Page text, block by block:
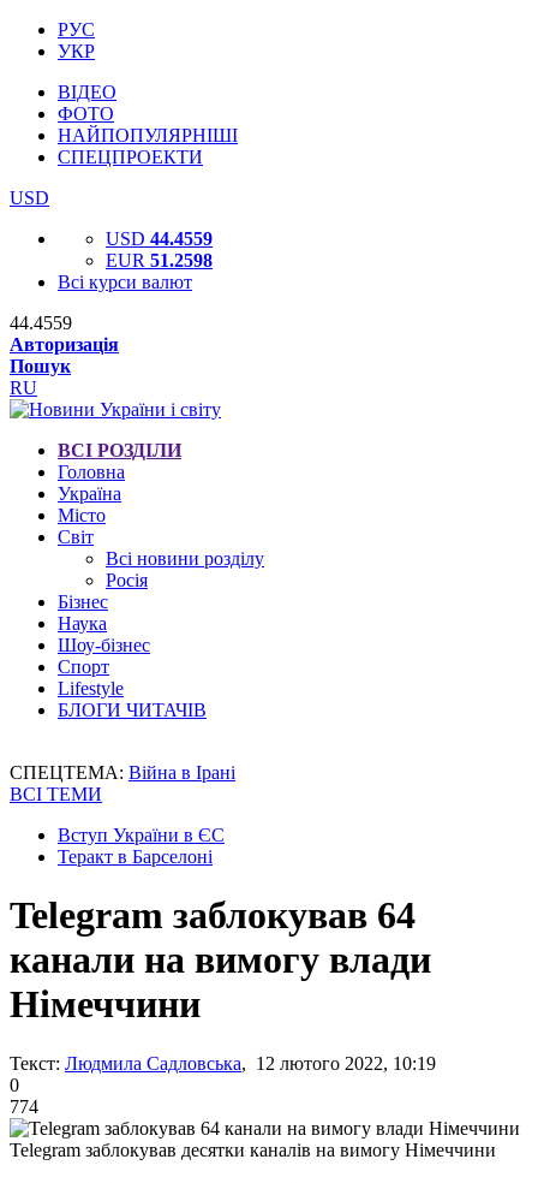
РУС
УКР
ВІДЕО
ФОТО
НАЙПОПУЛЯРНІШІ
СПЕЦПРОЕКТИ
USD
USD 44.4559
EUR 51.2598
Всі курси валют
44.4559
Авторизація
Пошук
RU
ВСІ РОЗДІЛИ
Головна
Україна
Місто
Світ
Всі новини розділу
Росія
Бізнес
Наука
Шоу-бізнес
Спорт
Lifestyle
БЛОГИ ЧИТАЧІВ
СПЕЦТЕМА: Війна в Ірані
ВСІ ТЕМИ
Вступ України в ЄС
Теракт в Барселоні
Telegram заблокував 64
канали на вимогу влади
Німеччини
Текст: Людмила Садловська, 12 лютого 2022, 10:19
0
774
Telegram заблокував десятки каналів на вимогу Німеччини